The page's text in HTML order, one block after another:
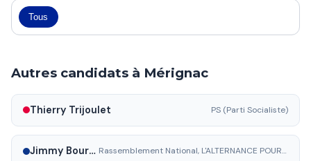
Tous
Autres candidats à Mérignac
Thierry Trijoulet PS (Parti Socialiste)
Jimmy Bourlieux Rassemblement National, L'ALTERNANCE POUR MERIGNAC